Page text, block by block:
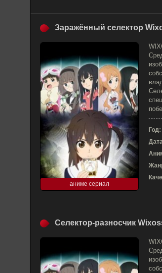
Заражённый селектор
аниме сериал
Год:
Селектор-разносчик